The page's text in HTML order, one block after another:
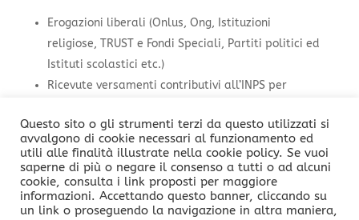
Erogazioni liberali (Onlus, Ong, Istituzioni
religiose, TRUST e Fondi Speciali, Partiti politici ed
Istituti scolastici etc.)
Ricevute versamenti contributivi all’INPS per
Spese per l’acquisto di cani guida
Tasse consortili
Spese funebri
Abbonamento trasporto pubblico
Questo sito o gli strumenti terzi da questo utilizzati si
avvalgono di cookie necessari al funzionamento ed
utili alle finalità illustrate nella cookie policy. Se vuoi
saperne di più o negare il consenso a tutti o ad alcuni
cookie, consulta i link proposti per maggiore
informazioni. Accettando questo banner, cliccando su
un link o proseguendo la navigazione in altra maniera,